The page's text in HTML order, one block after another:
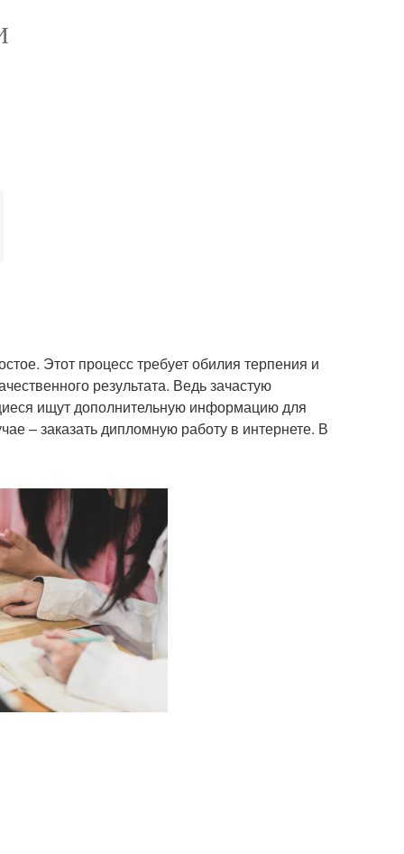
Этот процесс требует обилия терпения и
результата. Ведь зачастую
ищут дополнительную информацию для
– заказать дипломную работу в интернете. В